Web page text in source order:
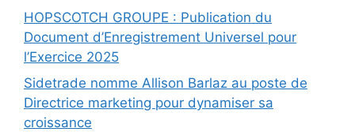
HOPSCOTCH GROUPE : Publication du
Document d’Enregistrement Universel pour
l’Exercice 2025
Sidetrade nomme Allison Barlaz au poste de
Directrice marketing pour dynamiser sa
croissance